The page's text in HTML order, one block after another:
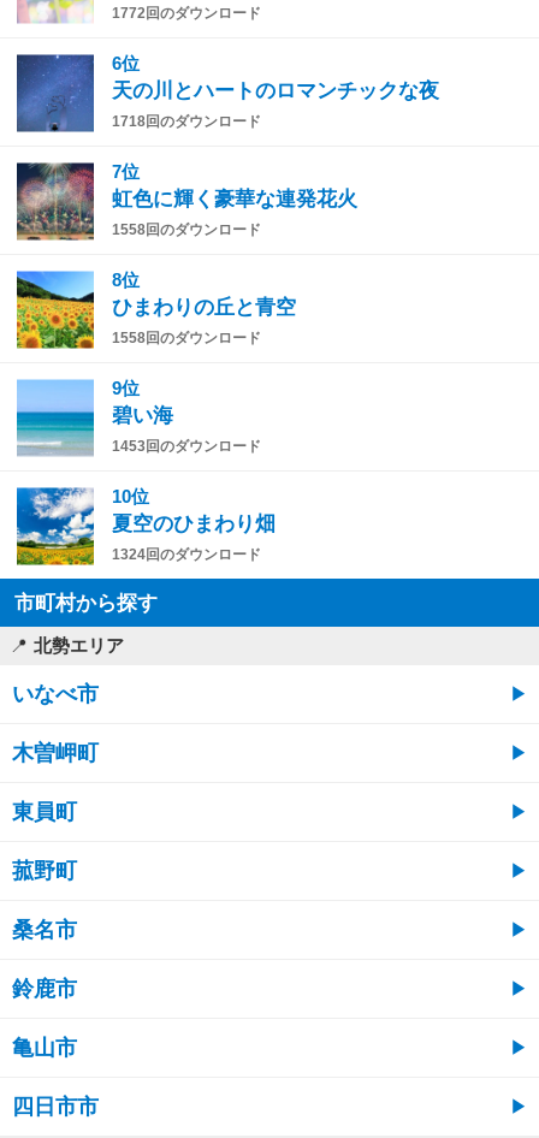
1772回のダウンロード
6位
天の川とハートのロマンチックな夜
1718回のダウンロード
7位
虹色に輝く豪華な連発花火
1558回のダウンロード
8位
ひまわりの丘と青空
1558回のダウンロード
9位
碧い海
1453回のダウンロード
10位
夏空のひまわり畑
1324回のダウンロード
市町村から探す
北勢エリア
いなべ市
木曽岬町
東員町
菰野町
桑名市
鈴鹿市
亀山市
四日市市